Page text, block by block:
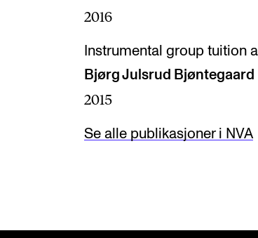
2016
Instrumental group tuition
Bjørg Julsrud Bjøntegaard
2015
Se alle publikasjoner i NVA